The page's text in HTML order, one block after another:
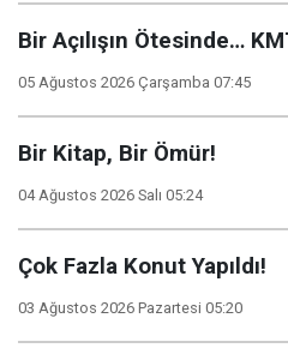
Bir Açılışın Ötesinde…
05 Ağustos 2026 Çarşamba 07:45
Bir Kitap, Bir Ömür!
04 Ağustos 2026 Salı 05:24
Çok Fazla Konut Yapıldı!
03 Ağustos 2026 Pazartesi 05:20